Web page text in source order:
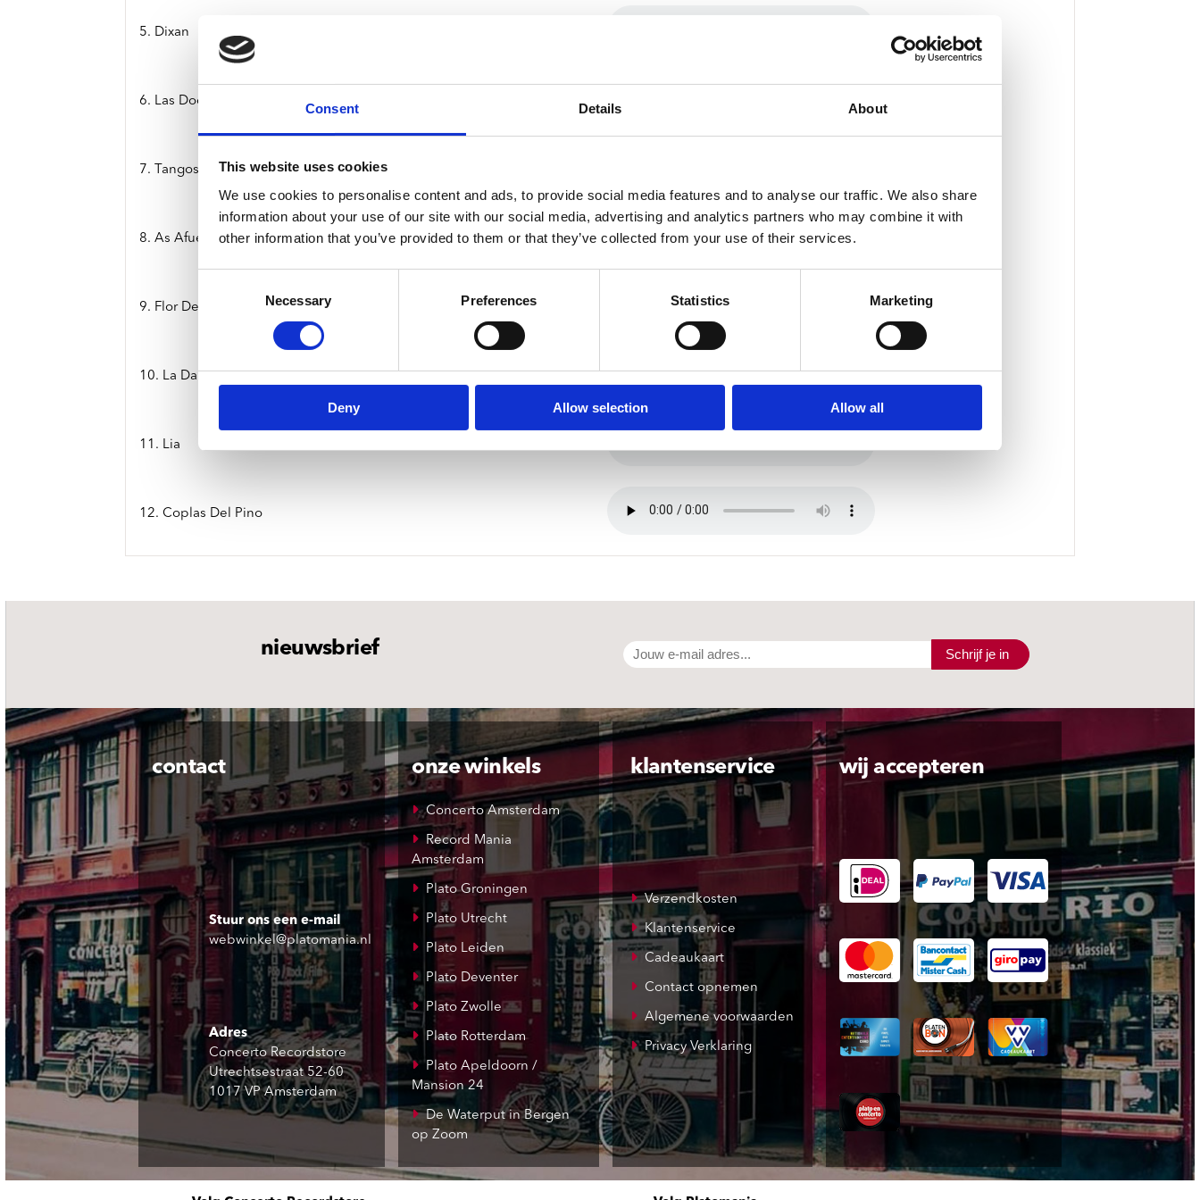
Consent Details About
This website uses cookies
We use cookies to personalise content and ads, to provide social media features and to analyse our traffic. We also share
information about your use of our site with our social media, advertising and analytics partners who may combine it with
other information that you’ve provided to them or that they’ve collected from your use of their services.
Necessary Preferences Statistics Marketing
Deny Allow selection Allow all
5. Dixan
6. Las Doce Palabras
7. Tangos Para Un Cajon Encontrado
8. As Afueras
9. Flor De Jara
10. La Danza Macabra
11. Lia
12. Coplas Del Pino
nieuwsbrief Schrijf je in
contact
Stuur ons een e-mail
webwinkel@platomania.nl
Adres
Concerto Recordstore
Utrechtsestraat 52-60
1017 VP Amsterdam
onze winkels
Concerto Amsterdam
Record Mania
Amsterdam
Plato Groningen
Plato Utrecht
Plato Leiden
Plato Deventer
Plato Zwolle
Plato Rotterdam
Plato Apeldoorn /
Mansion 24
De Waterput in Bergen
op Zoom
klantenservice
Verzendkosten
Klantenservice
Cadeaukaart
Contact opnemen
Algemene voorwaarden
Privacy Verklaring
wij accepteren